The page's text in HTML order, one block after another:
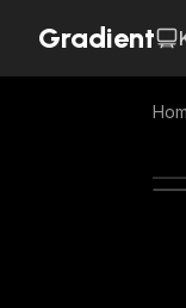
Gradient